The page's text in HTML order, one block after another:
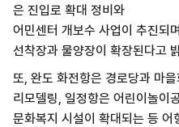
은 진입로 확대 정비와
어민센터 개보수 사업이 추진되
선착장과 물양장이 확장된다고
또, 완도 화전항은 경로당과 마
리모델링, 일정항은 어린이놀이
문화복지 시설이 확대되는 등 어